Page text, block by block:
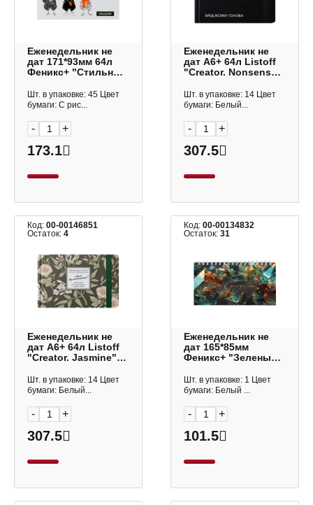
Еженедельник не
дат 171*93мм 64л
Феникс+ "Стильные
7БЦ 71566
Шт. в упаковке: 45 Цвет
бумаги: С рис...
- +
173.1
Еженедельник не
дат А6+ 64л Listoff
"Creator. Nonsense"
ЕН2666406
Шт. в упаковке: 14 Цвет
бумаги: Белый...
- +
307.5
Код: 00-00146851
Остаток: 4
Еженедельник не
дат А6+ 64л Listoff
"Creator. Jasmine"
ЕН2666402
Шт. в упаковке: 14 Цвет
бумаги: Белый...
- +
307.5
Код:00-00134832
Остаток:31
Еженедельник не
дат 165*85мм
Феникс+ "Зеленые
мел. картон,
гребень 68086
Шт. в упаковке: 1 Цвет
бумаги: Белый ...
- +
101.5